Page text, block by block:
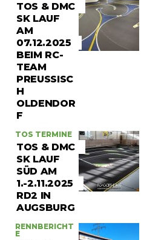
TOS & DMC
SK LAUF
AM
07.12.2025
BEIM RC-
TEAM
PREUSSISCH
O
LDENDORF
TOS TERMINE
TOS & DMC
SK LAUF
SÜD AM
1.-2.11.2025
RD2 IN
AUGSBURG
RENNBERICHT
E